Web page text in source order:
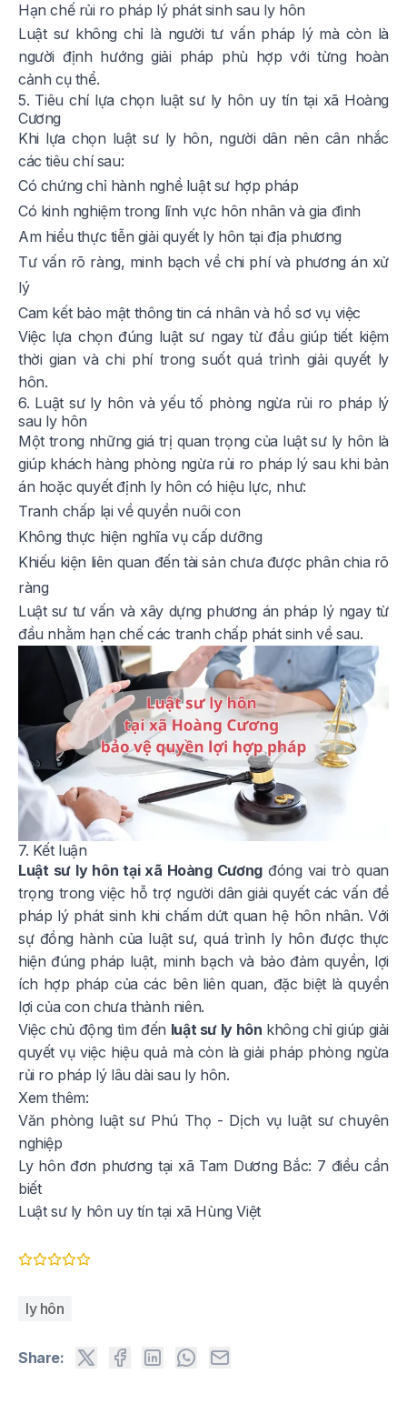
Hạn chế rủi ro pháp lý phát sinh sau ly hôn
Luật sư không chỉ là người tư vấn pháp lý mà còn là
người định hướng giải pháp phù hợp với từng hoàn
cảnh cụ thể.
5. Tiêu chí lựa chọn luật sư ly hôn uy tín tại xã Hoàng
Cương
Khi lựa chọn luật sư ly hôn, người dân nên cân nhắc
các tiêu chí sau:
Có chứng chỉ hành nghề luật sư hợp pháp
Có kinh nghiệm trong lĩnh vực hôn nhân và gia đình
Am hiểu thực tiễn giải quyết ly hôn tại địa phương
Tư vấn rõ ràng, minh bạch về chi phí và phương án xử
lý
Cam kết bảo mật thông tin cá nhân và hồ sơ vụ việc
Việc lựa chọn đúng luật sư ngay từ đầu giúp tiết kiệm
thời gian và chi phí trong suốt quá trình giải quyết ly
hôn.
6. Luật sư ly hôn và yếu tố phòng ngừa rủi ro pháp lý
sau ly hôn
Một trong những giá trị quan trọng của luật sư ly hôn là
giúp khách hàng phòng ngừa rủi ro pháp lý sau khi bản
án hoặc quyết định ly hôn có hiệu lực, như:
Tranh chấp lại về quyền nuôi con
Không thực hiện nghĩa vụ cấp dưỡng
Khiếu kiện liên quan đến tài sản chưa được phân chia rõ
ràng
Luật sư tư vấn và xây dựng phương án pháp lý ngay từ
đầu nhằm hạn chế các tranh chấp phát sinh về sau.
7. Kết luận
Luật sư ly hôn tại xã Hoàng Cươngđóng vai trò quan
trọng trong việc hỗ trợ người dân giải quyết các vấn đề
pháp lý phát sinh khi chấm dứt quan hệ hôn nhân. Với
sự đồng hành của luật sư, quá trình ly hôn được thực
hiện đúng pháp luật, minh bạch và bảo đảm quyền, lợi
ích hợp pháp của các bên liên quan, đặc biệt là quyền
lợi của con chưa thành niên.
Việc chủ động tìm đến luật sư ly hôn không chỉ giúp giải
quyết vụ việc hiệu quả mà còn là giải pháp phòng ngừa
rủi ro pháp lý lâu dài sau ly hôn.
Xem thêm:
Văn phòng luật sư Phú Thọ - Dịch vụ luật sư chuyên
nghiệp
Ly hôn đơn phương tại xã Tam Dương Bắc: 7 điều cần
biết
Luật sư ly hôn uy tín tại xã Hùng Việt
ly hôn
Share: